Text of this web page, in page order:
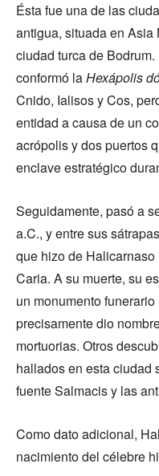
Ésta fue una de las
antigua, situada en Asia
ciudad turca de
conformó laHexápolis
Cnido, Ialisos y Cos,
entidad a causa de un
acrópolis y dos puertos
enclave estratégico
Seguidamente, pasó a
a.C., y entre sus
que hizo de
Caria. A su muerte, su
un monumento
precisamente dio
mortuorias. Otros
hallados en esta ciudad
fuente Salmacis y las
Como dato adicional,
nacimiento del célebre